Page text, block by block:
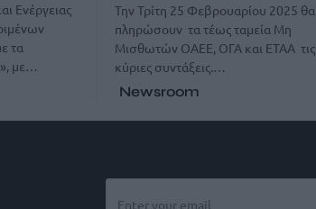
Ενέργειας
τα
με…
Την Τρίτη 25 Φεβρουαρίου 2025 θα
πληρώσουν τα τέως ταμεία Μη
Μισθωτών ΟΑΕΕ, ΟΓΑ και ΕΤΑΑ τις
κύριες συντάξεις.…
Newsroom